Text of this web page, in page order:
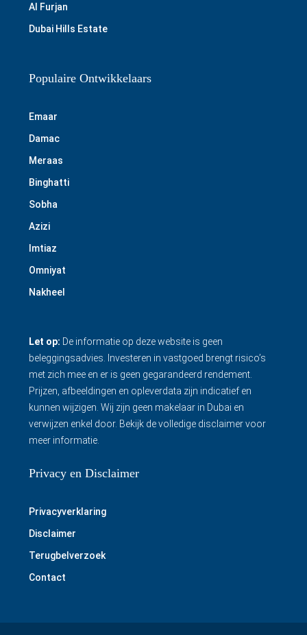
Al Furjan
Dubai Hills Estate
Populaire Ontwikkelaars
Emaar
Damac
Meraas
Binghatti
Sobha
Azizi
Imtiaz
Omniyat
Nakheel
Let op: De informatie op deze website is geen
beleggingsadvies. Investeren in vastgoed brengt risico’s
met zich mee en er is geen gegarandeerd rendement.
Prijzen, afbeeldingen en opleverdata zijn indicatief en
kunnen wijzigen. Wij zijn geen makelaar in Dubai en
verwijzen enkel door. Bekijk de volledige disclaimervoor
meer informatie.
Privacy en Disclaimer
Privacyverklaring
Disclaimer
Terugbelverzoek
Contact